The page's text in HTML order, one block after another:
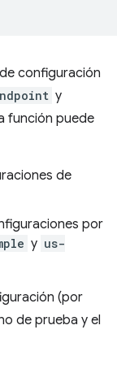
configuración
y
función puede
de
por
y us-
(por
de prueba y el